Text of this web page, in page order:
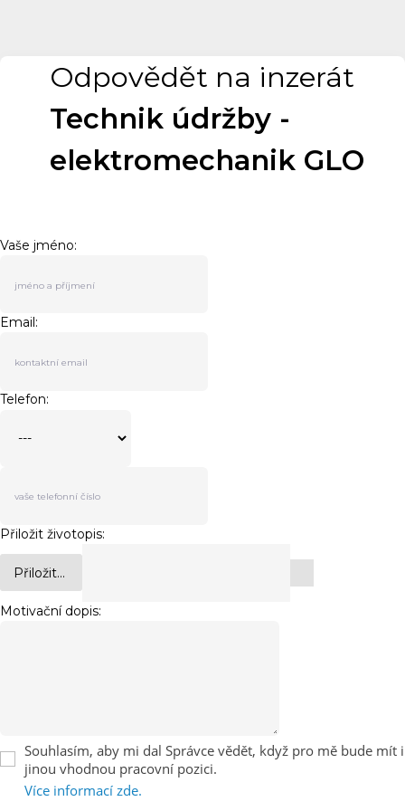
Odpovědět na inzerát
Technik údržby -
elektromechanik GLO
Vaše jméno:
Email:
Telefon:
Přiložit životopis:
Přiložit...
Motivační dopis:
Souhlasím, aby mi dal Správce vědět, když pro mě bude mít i
jinou vhodnou pracovní pozici.
Více informací zde.